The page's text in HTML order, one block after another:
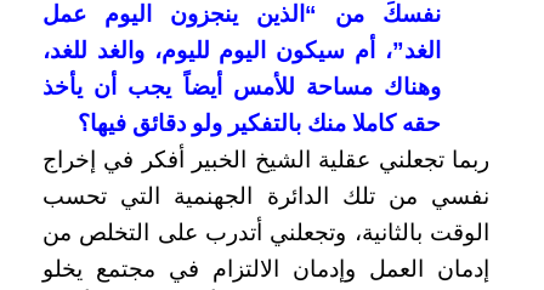
نفسكَ من “الذين ينجزون اليوم عمل
الغد”، أم سيكون اليوم لليوم، والغد للغد،
وهناك مساحة للأمس أيضاً يجب أن يأخذ
حقه كاملا منك بالتفكير ولو دقائق فيها؟
ربما تجعلني عقلية الشيخ الخبير أفكر في إخراج
نفسي من تلك الدائرة الجهنمية التي تحسب
الوقت بالثانية، وتجعلني أتدرب على التخلص من
إدمان العمل وإدمان الالتزام في مجتمع يخلو